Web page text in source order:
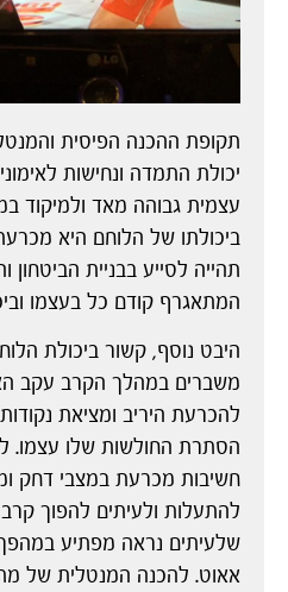
תקופת ההכנה הפיסית
יכולת התמדה ונחישות
עצמית גבוהה מאד ולמיקוד
ביכולתו של הלוחם היא
תהייה לסייע בבניית
המתאגרף קודם כל בעצמו
היבט נוסף, קשור ביכולת
משברים במהלך הקרב עקב
להכרעת היריב ומציאת
הסתרת החולשות שלו עצמו.
חשיבות מכרעת במצבי דחק
להתעלות ולעיתים להפוך קרב
שלעיתים נראה מפתיע במהפך
אאוט. להכנה המנטלית של